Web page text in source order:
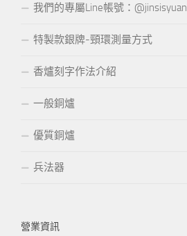
我們的專屬Line帳號：@jinsisyuan
特製款銀牌-頸環測量方式
香爐刻字作法介紹
一般銅爐
優質銅爐
兵法器
營業資訊